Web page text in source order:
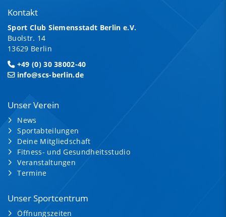
Kontakt
Sport Club Siemensstadt Berlin e.V.
Buolstr. 14
13629 Berlin
+49 (0) 30 38002-40
info@scs-berlin.de
Unser Verein
News
Sportabteilungen
Deine Mitgliedschaft
Fitness- und Gesundheitsstudio
Veranstaltungen
Termine
Unser Sportcentrum
Öffnungszeiten